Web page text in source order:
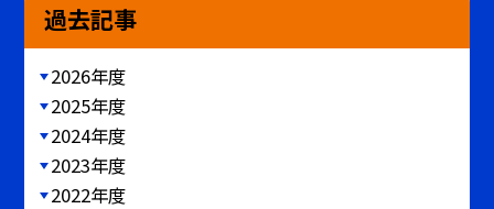
過去記事
2026年度
2025年度
2024年度
2023年度
2022年度